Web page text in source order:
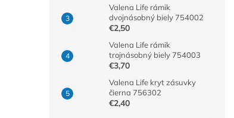
Valena Life rámik
dvojnásobný biely 754002
€2,50
Valena Life rámik
trojnásobný biely 754003
€3,70
Valena Life kryt zásuvky
čierna 756302
€2,40